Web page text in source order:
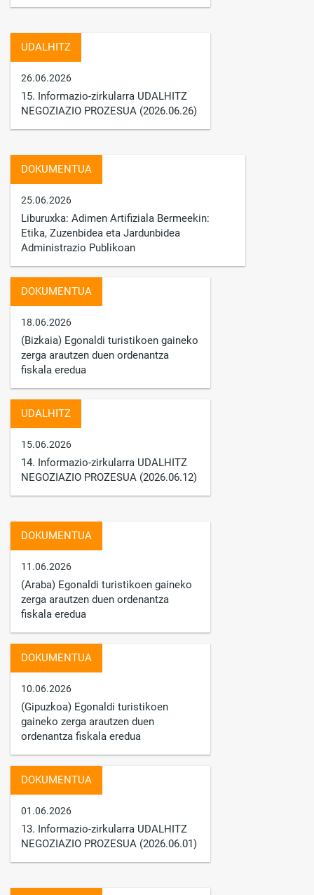
UDALHITZ
26.06.2026
15. Informazio-zirkularra UDALHITZ
NEGOZIAZIO PROZESUA (2026.06.26)
DOKUMENTUA
25.06.2026
Liburuxka: Adimen Artifiziala Bermeekin:
Etika, Zuzenbidea eta Jardunbidea
Administrazio Publikoan
DOKUMENTUA
18.06.2026
(Bizkaia) Egonaldi turistikoen gaineko
zerga arautzen duen ordenantza
fiskala eredua
UDALHITZ
15.06.2026
14. Informazio-zirkularra UDALHITZ
NEGOZIAZIO PROZESUA (2026.06.12)
DOKUMENTUA
11.06.2026
(Araba) Egonaldi turistikoen gaineko
zerga arautzen duen ordenantza
fiskala eredua
DOKUMENTUA
10.06.2026
(Gipuzkoa) Egonaldi turistikoen
gaineko zerga arautzen duen
ordenantza fiskala eredua
DOKUMENTUA
01.06.2026
13. Informazio-zirkularra UDALHITZ
NEGOZIAZIO PROZESUA (2026.06.01)